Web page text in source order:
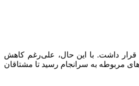
قرار داشت. با این حال، علی‌رغم کاهش
مربوطه به سرانجام رسید تا مشتاقان